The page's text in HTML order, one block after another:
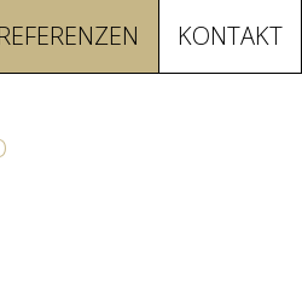
REFERENZEN KONTAKT